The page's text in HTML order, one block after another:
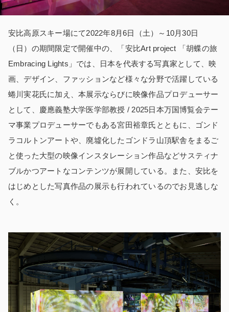
安比高原スキー場にて2022年8月6日（土）～ 10月30日
（日）の期間限定で開催中の、「安比Art project
「胡蝶の旅
Embracing Lights 」では、日本を代表する写真家として、映
画、デザイン、ファッションなど様々な分野で活躍している
蜷川実花氏に加え、本展示ならびに映像作品プロデューサー
として、慶應義塾大学医学部教授 / 2025日本万国博覧会テー
マ事業プロデューサーでもある宮田裕章氏とともに、ゴンド
ラコルトンアートや、廃墟化したゴンドラ山頂駅舎をまるご
と使った大型の映像インスタレーション作品などサスティナ
ブルかつアートなコンテンツが展開している。また、安比を
はじめとした写真作品の展示も行われているのでお見逃しな
く。